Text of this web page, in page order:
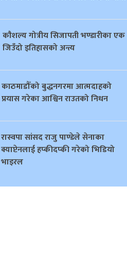
काैशल्य गोत्रीय सिजापती भण्डारीका एक
जिउँदो इतिहासको अन्त्य
काठमाडौँको बुद्धनगरमा आत्मदाहको
प्रयास गरेका आश्विन राउतको निधन
रास्वपा सांसद राजु पाण्डेले सेनाका
क्याप्टेनलाई हप्कीदप्की गरेको भिडियो
भाइरल